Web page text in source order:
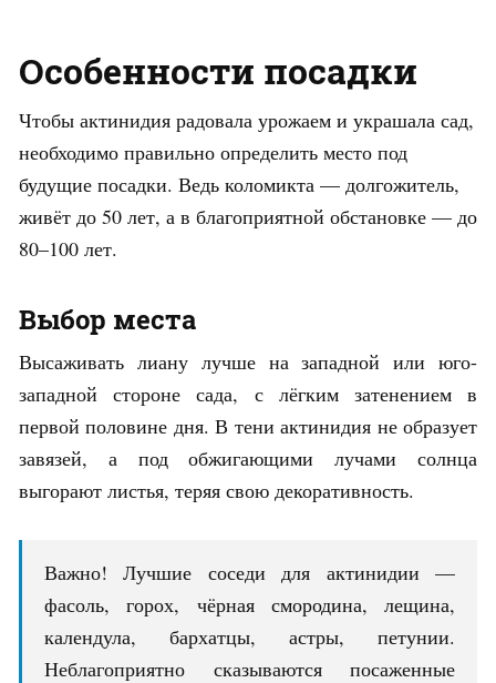
Особенности посадки
Чтобы актинидия радовала урожаем и украшала сад,
необходимо правильно определить место под
будущие посадки. Ведь коломикта — долгожитель,
живёт до 50 лет, а в благоприятной обстановке — до
80–100 лет.
Выбор места
Высаживать лиану лучше на западной или юго-
западной стороне сада, с лёгким затенением в
первой половине дня. В тени актинидия не образует
завязей, а под обжигающими лучами солнца
выгорают листья, теряя свою декоративность.
Важно! Лучшие соседи для актинидии —
фасоль, горох, чёрная смородина, лещина,
календула, бархатцы, астры, петунии.
Неблагоприятно сказываются посаженные